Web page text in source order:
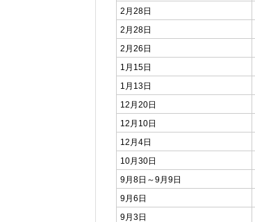
2月28日
2月28日
2月26日
1月15日
1月13日
12月20日
12月10日
12月4日
10月30日
9月8日～9月9日
9月6日
9月3日